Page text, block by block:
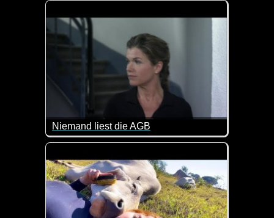
Na, da hat Jemand aber fette Beute gemacht :-)
Niemand liest die AGB
Tatsächlich könnte man den Leuten